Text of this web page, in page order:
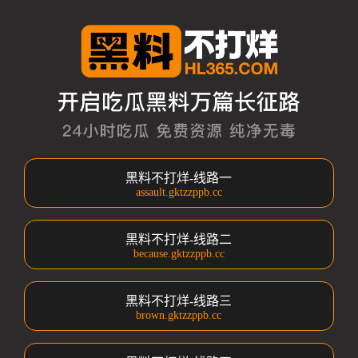
黑料不打烊-线路一
assault.gktzzppb.cc
黑料不打烊-线路二
because.gktzzppb.cc
黑料不打烊-线路三
brown.gktzzppb.cc